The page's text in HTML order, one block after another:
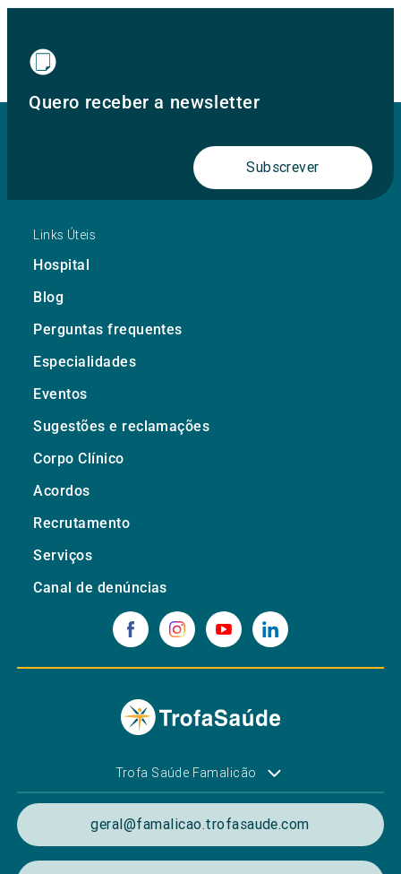
Quero receber a newsletter
Subscrever
Links Úteis
Hospital
Blog
Perguntas frequentes
Especialidades
Eventos
Sugestões e reclamações
Corpo Clínico
Acordos
Recrutamento
Serviços
Canal de denúncias
Trofa Saúde Famalicão
geral@famalicao.trofasaude.com